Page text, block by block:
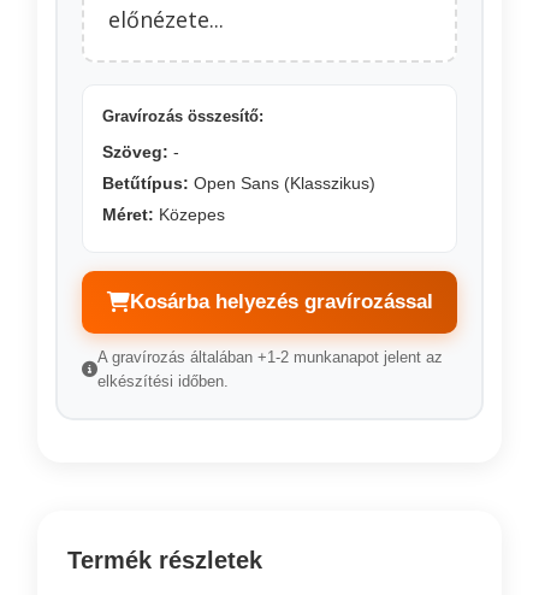
előnézete...
Gravírozás összesítő:
Szöveg: -
Betűtípus: Open Sans (Klasszikus)
Méret: Közepes
Kosárba helyezés gravírozással
A gravírozás általában +1-2 munkanapot jelent az
elkészítési időben.
Termék részletek